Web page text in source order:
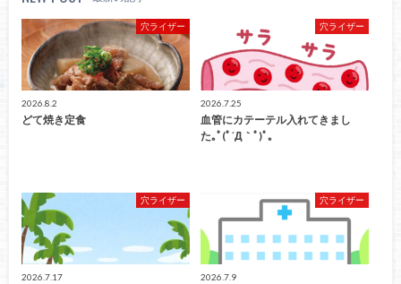
穴ライザー
2026.8.2
どて焼き定食
穴ライザー
2026.7.25
血管にカテーテル入れてきまし
た｡ﾟ(ﾟ´Д｀ﾟ)ﾟ｡
穴ライザー
2026.7.17
穴ライザー
2026.7.9